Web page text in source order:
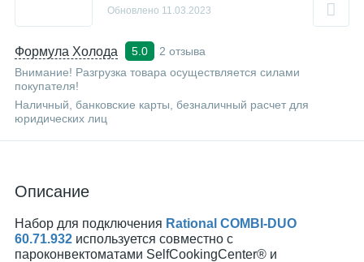
Формула Холода 5.0
2 отзыва
Внимание! Разгрузка товара осуществляется силами
покупателя!
Наличный, банковские карты, безналичный расчет для
юридических лиц
Обновлено 11.03.2023
Описание
Набор для подключения Rational COMBI-DUO
60.71.932 используется совместно с
пароконвектоматами SelfCookingCenter® и